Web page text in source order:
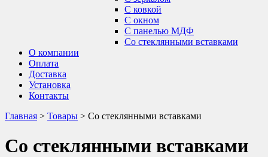
С ковкой
С окном
С панелью МДФ
Со стеклянными вставками
О компании
Оплата
Доставка
Установка
Контакты
Главная > Товары > Со стеклянными вставками
Со стеклянными вставками